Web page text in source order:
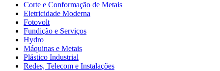
Corte e Conformação de Metais
Eletricidade Moderna
Fotovolt
Fundição e Serviços
Hydro
Máquinas e Metais
Plástico Industrial
Redes, Telecom e Instalações